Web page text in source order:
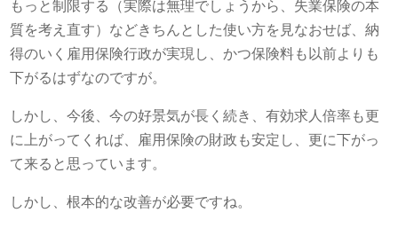
もっと制限する（実際は無理でしょうから、失業保険の本
質を考え直す）などきちんとした使い方を見なおせば、納
得のいく雇用保険行政が実現し、かつ保険料も以前よりも
下がるはずなのですが。
しかし、今後、今の好景気が長く続き、有効求人倍率も更
に上がってくれば、雇用保険の財政も安定し、更に下がっ
て来ると思っています。
しかし、根本的な改善が必要ですね。